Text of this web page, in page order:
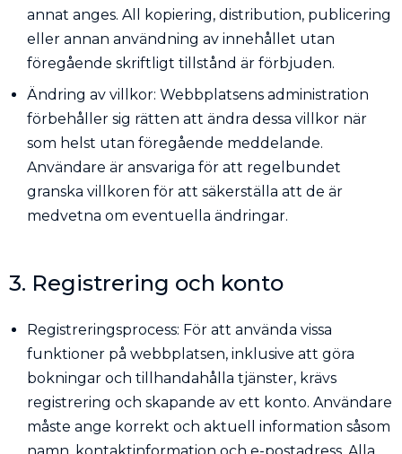
annat anges. All kopiering, distribution, publicering
eller annan användning av innehållet utan
föregående skriftligt tillstånd är förbjuden.
Ändring av villkor: Webbplatsens administration
förbehåller sig rätten att ändra dessa villkor när
som helst utan föregående meddelande.
Användare är ansvariga för att regelbundet
granska villkoren för att säkerställa att de är
medvetna om eventuella ändringar.
3. Registrering och konto
Registreringsprocess: För att använda vissa
funktioner på webbplatsen, inklusive att göra
bokningar och tillhandahålla tjänster, krävs
registrering och skapande av ett konto. Användare
måste ange korrekt och aktuell information såsom